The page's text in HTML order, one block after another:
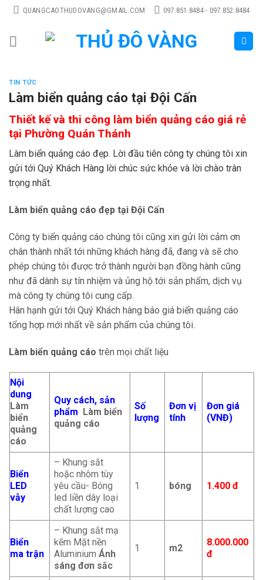
Skip
content
QUANGCAOTHUDOVANG@GMAIL.COM 097.851.8484 - 097.852.8484
TIN TỨC
Làm biển quảng cáo tại Đội Cấn
Thiết kế và thi công làm biển quảng cáo giá rẻ
tại Phường Quán Thánh
Làm biển quảng cáo đẹp. Lời đầu tiên công ty chúng tôi xin
gửi tới Quý Khách Hàng lời chúc sức khỏe và lời chào trân
trọng nhất.
Làm biển quảng cáo đẹp tại Đội Cấn
Công ty biển quảng cáo chúng tôi cũng xin gửi lời cảm ơn
chân thành nhất tới những khách hàng đã, đang và sẽ cho
phép chúng tôi được trở thành người bạn đồng hành cũng
như đã dành sự tín nhiệm và ủng hộ tới sản phẩm, dịch vụ
mà công ty chúng tôi cung cấp.
Hân hạnh gửi tới Quý Khách hàng báo giá biển quảng cáo
tổng hợp mới nhất về sản phẩm của chúng tôi.
Làm biển quảng cáo trên mọi chất liệu
Nội
dung
Làm
biển
quảng
cáo
Quy cách, sản
phẩm Làm biển
quảng cáo
Số
lượng
Đơn vị
tính
Đơn giá
(VNĐ)
Biển
LED
vẫy
– Khung sắt
hoặc nhôm tùy
yêu cầu- Bóng
led liền dây loại
chất lượng cao
1 bóng 1.400 đ
Biển
ma trận
– Khung sắt mạ
kẽm Mặt nền
AluminiumÁnh
sáng đơn sắc
1 m2
8.000.000
đ